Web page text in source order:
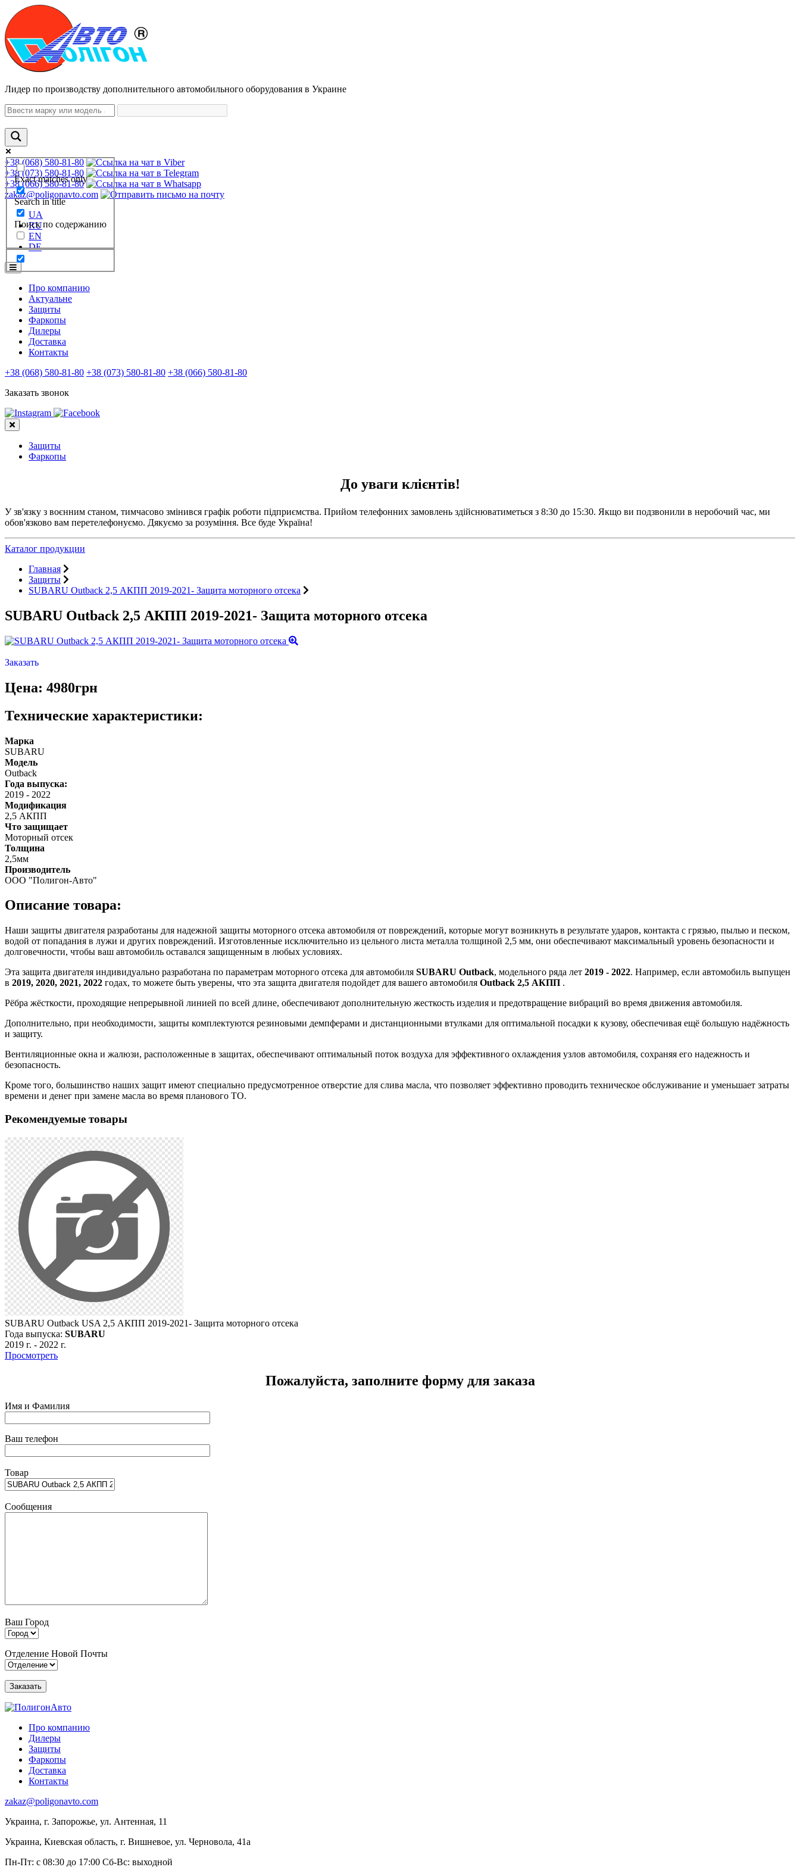
Лидер по производству дополнительного автомобильного оборудования в Украине
Exact matches only
Search in title
Поиск по содержанию
+38 (068) 580-81-80
+38 (073) 580-81-80
+38 (066) 580-81-80
zakaz@poligonavto.com
UA
RU
EN
DE
Про компанию
Актуальне
Защиты
Фаркопы
Дилеры
Доставка
Контакты
+38 (068) 580-81-80 +38 (073) 580-81-80 +38 (066) 580-81-80
Заказать звонок
Защиты
Фаркопы
До уваги клієнтів!
У зв'язку з воєнним станом, тимчасово змінився графік роботи підприємства. Прийом телефонних замовлень здійснюватиметься з 8:30 до 15:30. Якщо ви подзвонили в неробочий час, ми
обов'язково вам перетелефонуємо. Дякуємо за розуміння. Все буде Україна!
Каталог продукции
Главная
Защиты
SUBARU Outback 2,5 АКПП 2019-2021- Защита моторного отсека
SUBARU Outback 2,5 АКПП 2019-2021- Защита моторного отсека
Заказать
Цена: 4980грн
Технические характеристики:
Марка
SUBARU
Модель
Outback
Года выпуска:
2019 - 2022
Модификация
2,5 АКПП
Что защищает
Моторный отсек
Толщина
2,5мм
Производитель
ООО "Полигон-Авто"
Описание товара:
Наши защиты двигателя разработаны для надежной защиты моторного отсека автомобиля от повреждений, которые могут возникнуть в результате ударов, контакта с грязью, пылью и песком,
водой от попадания в лужи и других повреждений. Изготовленные исключительно из цельного листа металла толщиной 2,5 мм, они обеспечивают максимальный уровень безопасности и
долговечности, чтобы ваш автомобиль оставался защищенным в любых условиях.
Эта защита двигателя индивидуально разработана по параметрам моторного отсека для автомобиля SUBARU Outback, модельного ряда лет 2019 - 2022. Например, если автомобиль выпущен
в 2019, 2020, 2021, 2022 годах, то можете быть уверены, что эта защита двигателя подойдет для вашего автомобиля Outback 2,5 АКПП .
Рёбра жёсткости, проходящие непрерывной линией по всей длине, обеспечивают дополнительную жесткость изделия и предотвращение вибраций во время движения автомобиля.
Дополнительно, при необходимости, защиты комплектуются резиновыми демпферами и дистанционными втулками для оптимальной посадки к кузову, обеспечивая ещё большую надёжность
и защиту.
Вентиляционные окна и жалюзи, расположенные в защитах, обеспечивают оптимальный поток воздуха для эффективного охлаждения узлов автомобиля, сохраняя его надежность и
безопасность.
Кроме того, большинство наших защит имеют специально предусмотренное отверстие для слива масла, что позволяет эффективно проводить техническое обслуживание и уменьшает затраты
времени и денег при замене масла во время планового ТО.
Рекомендуемые товары
SUBARU Outback USA 2,5 АКПП 2019-2021- Защита моторного отсека
Года выпуска: SUBARU
2019 г. - 2022 г.
Просмотреть
Пожалуйста, заполните форму для заказа
Имя и Фамилия
Ваш телефон
Товар
Сообщения
Ваш Город
Отделение Новой Почты
Про компанию
Дилеры
Защиты
Фаркопы
Доставка
Контакты
zakaz@poligonavto.com
Украина, г. Запорожье, ул. Антенная, 11
Украина, Киевская область, г. Вишневое, ул. Черновола, 41а
Пн-Пт: с 08:30 до 17:00 Сб-Вс: выходной